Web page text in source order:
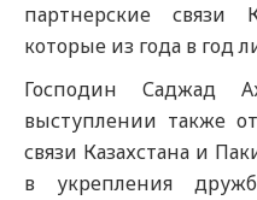
партнерские связи
которые из года в год
Господин Саджад
выступлении также
связи Казахстана и
в укрепления